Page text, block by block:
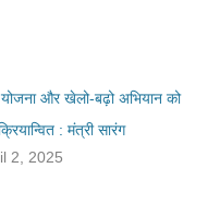
योजना और खेलो-बढ़ो अभियान को
: मंत्री सारंग
2, 2025